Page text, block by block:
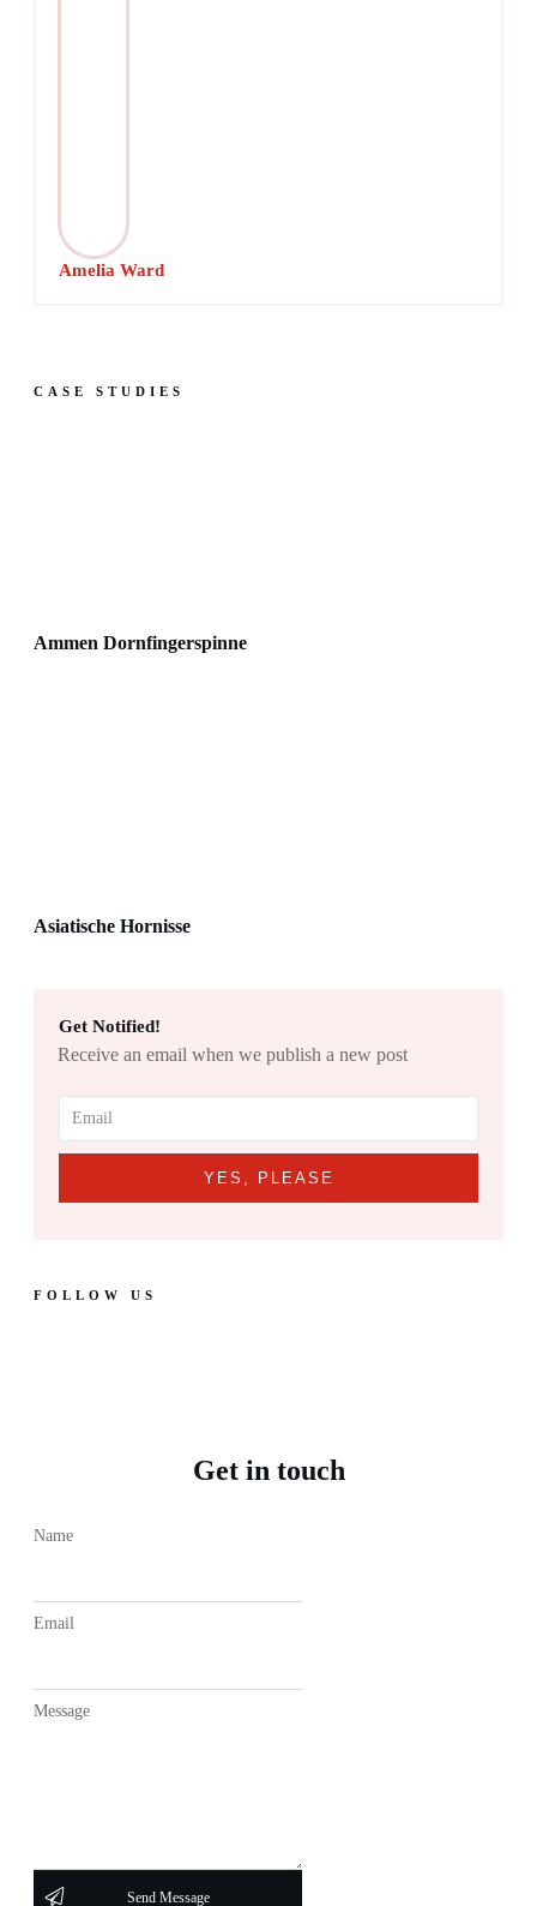
Amelia Ward
CASE STUDIES
Ammen Dornfingerspinne
Asiatische Hornisse
Get Notified!
Receive an email when we publish a new post
YES, PLEASE
FOLLOW US
Get in touch
Name
Email
Message
Send Message